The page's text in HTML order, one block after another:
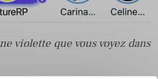
violette que vous voyez dans